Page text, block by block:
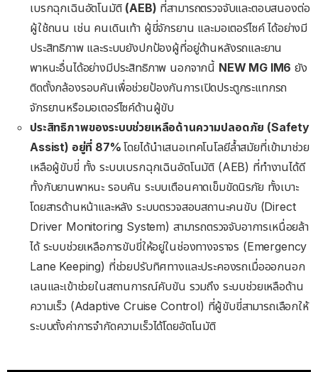
เบรกฉุกเฉินอัตโนมัติ (AEB) ที่สามารถตรวจจับและตอบสนองต่อ
ผู้ใช้ถนน เช่น คนเดินเท้า ผู้ขี่จักรยาน และมอเตอร์ไซค์ ได้อย่างมี
ประสิทธิภาพ และระบบยังปกป้องผู้ที่อยู่ด้านหลังรถและยาน
พาหนะอื่นได้อย่างมีประสิทธิภาพ นอกจากนี้ NEW MG IM6 ยัง
ติดตั้งกล้องรอบคันเพื่อช่วยป้องกันการเปิดประตูกระแทกรถ
จักรยานหรือมอเตอร์ไซค์ด้านผู้ขับ
ประสิทธิภาพของระบบช่วยเหลือด้านความปลอดภัย (Safety
Assist) อยู่ที่ 87%โดยได้นำเสนอเทคโนโลยีล้ำสมัยที่เข้ามาช่วย
เหลือผู้ขับขี่ ทั้ง ระบบเบรกฉุกเฉินอัตโนมัติ (AEB) ที่ทำงานได้ดี
ทั้งกับยานพาหนะ รอบคัน ระบบเตือนคาดเข็มขัดนิรภัย ทั้งเบาะ
โดยสารด้านหน้าและหลัง ระบบตรวจสอบสถานะคนขับ (Direct
Driver Monitoring System) สามารถตรวจจับอาการเหนื่อยล้า
ได้ ระบบช่วยเหลือการขับขี่ให้อยู่ในช่องทางจราจร (Emergency
Lane Keeping) ที่ช่วยปรับทิศทางและประคองรถเมื่อออกนอก
เลนและเข้าช่วยในสถานการณ์คับขัน รวมถึง ระบบช่วยเหลือด้าน
ความเร็ว (Adaptive Cruise Control) ที่ผู้ขับขี่สามารถเลือกให้
ระบบตั้งค่าการจำกัดความเร็วได้โดยอัตโนมัติ